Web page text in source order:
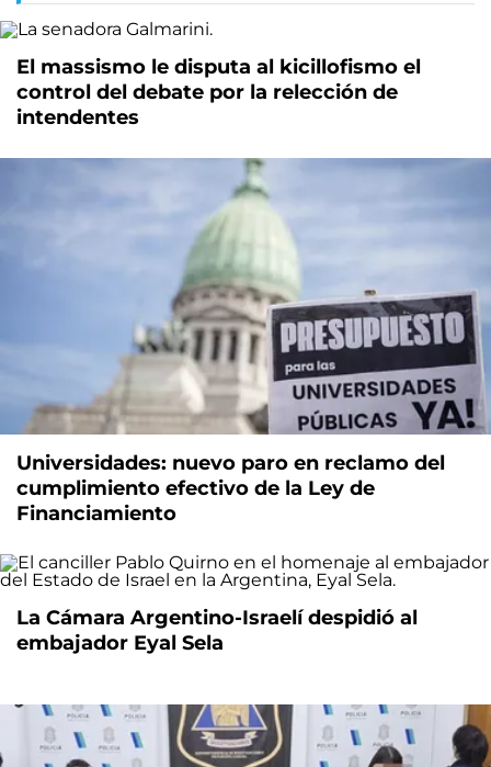
El massismo le disputa al kicillofismo el
control del debate por la relección de
intendentes
Universidades: nuevo paro en reclamo del
cumplimiento efectivo de la Ley de
Financiamiento
La Cámara Argentino-Israelí despidió al
embajador Eyal Sela